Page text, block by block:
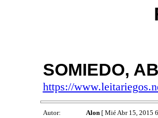
SOMIEDO,
https://
Autor: Alon[ Mié Abr 15, 2015